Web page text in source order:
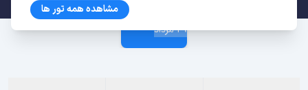
29 مرداد
مشاهده همه تور ها